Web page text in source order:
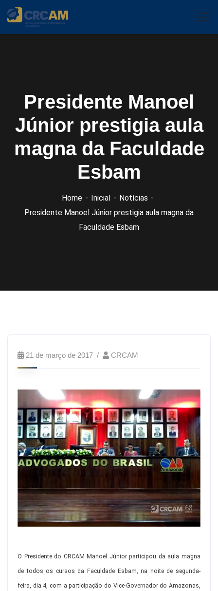
Presidente Manoel
Júnior prestigia aula
magna da Faculdade
Esbam
Home Inicial
Notícias
Presidente Manoel Júnior prestigia aula magna da
Faculdade Esbam
21 de março de 2017 CRCAM
O Presidente do CRCAM Manoel Júnior participou da aula magna
de todos os cursos da Faculdade Esbam, na noite de segunda-
feira, dia 4, com a participação do Vice-Governador do Amazonas,